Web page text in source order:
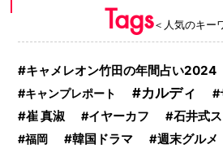
Tags＜人気のキー
キャメレオン竹田の年間占い2024
キャンプレポート カルディ
崔 真淑
イヤーカフ 石井式
福岡 韓国ドラマ 週末グルメ